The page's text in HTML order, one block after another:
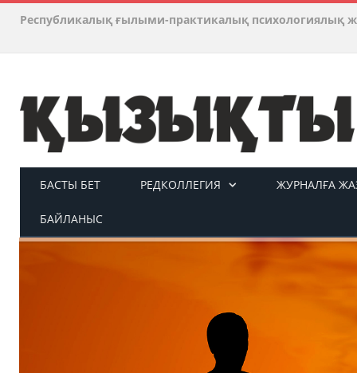
Республикалық ғылыми-практикалық психологиялық
БАСТЫ БЕТ РЕДКОЛЛЕГИЯ ЖУРНАЛҒА
БАЙЛАНЫС